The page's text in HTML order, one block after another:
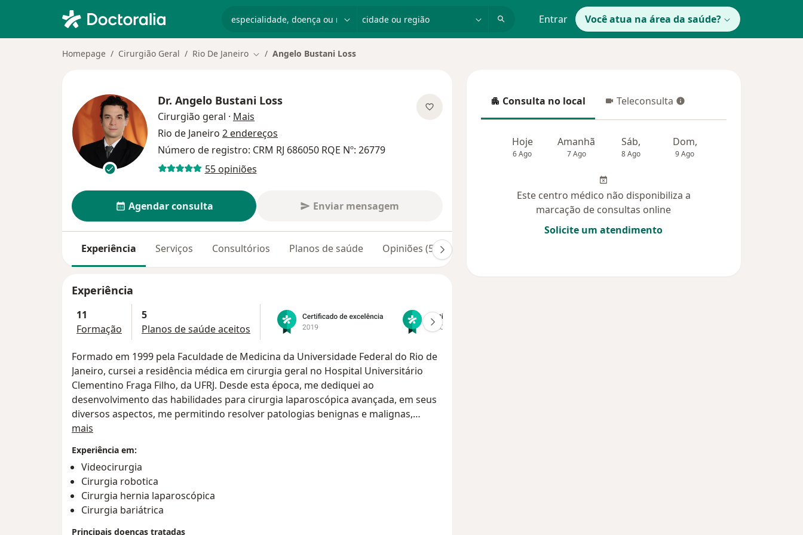
Entrar Você atua na área da saúde?
Homepage Cirurgião Geral Rio De Janeiro Mudar de cidade
Angelo Bustani Loss
Dr. Angelo Bustani Loss
Cirurgião geral · Mais
Rio de Janeiro 2 endereços
Número de registro: CRM RJ 686050 RQE Nº: 26779
55 opiniões
Agendar consulta Enviar mensagem
Experiência Serviços Consultórios Planos de saúde Opiniões (55)
Experiência
11
Formação
5
Planos de saúde aceitos
Formado em 1999 pela Faculdade de Medicina da Universidade Federal do Rio de
Janeiro, cursei a residência médica em cirurgia geral no Hospital Universitário
Clementino Fraga Filho, da UFRJ. Desde esta época, me dediquei ao
desenvolvimento das habilidades para cirurgia laparoscópica avançada, em seus
diversos aspectos, me permitindo resolver patologias benignas e malignas,
relacionadas a todo o trato digestivo e parede abdominal, por vídeolaparoscopia.
Concluída minha residência médica em 2003, ingressei no programa de pós
graduação da mesma universidade, estudando aspectos relacionados com a
cirurgia bariátrica, com a conclusão e defesa da minha tese de mestrado em
agosto de 2008. Continuo atuando ativamente dentro da cirurgia bariátrica, tanto
no atendimento aos pacientes obesos e na realização de operações bariátricas,
como na participação em congressos médicos e desenvolvimento científico.
mais
Experiência em:
Videocirurgia
Cirurgia robotica
Cirurgia hernia laparoscópica
Cirurgia bariátrica
Principais doenças tratadas
Consulta no local
Consulta no local Teleconsulta
Teleconsulta
Hoje
6 Ago
Amanhã
7 Ago
Sáb,
8 Ago
Dom,
9 Ago
Este centro médico não disponibiliza a
marcação de consultas online
Solicite um atendimento